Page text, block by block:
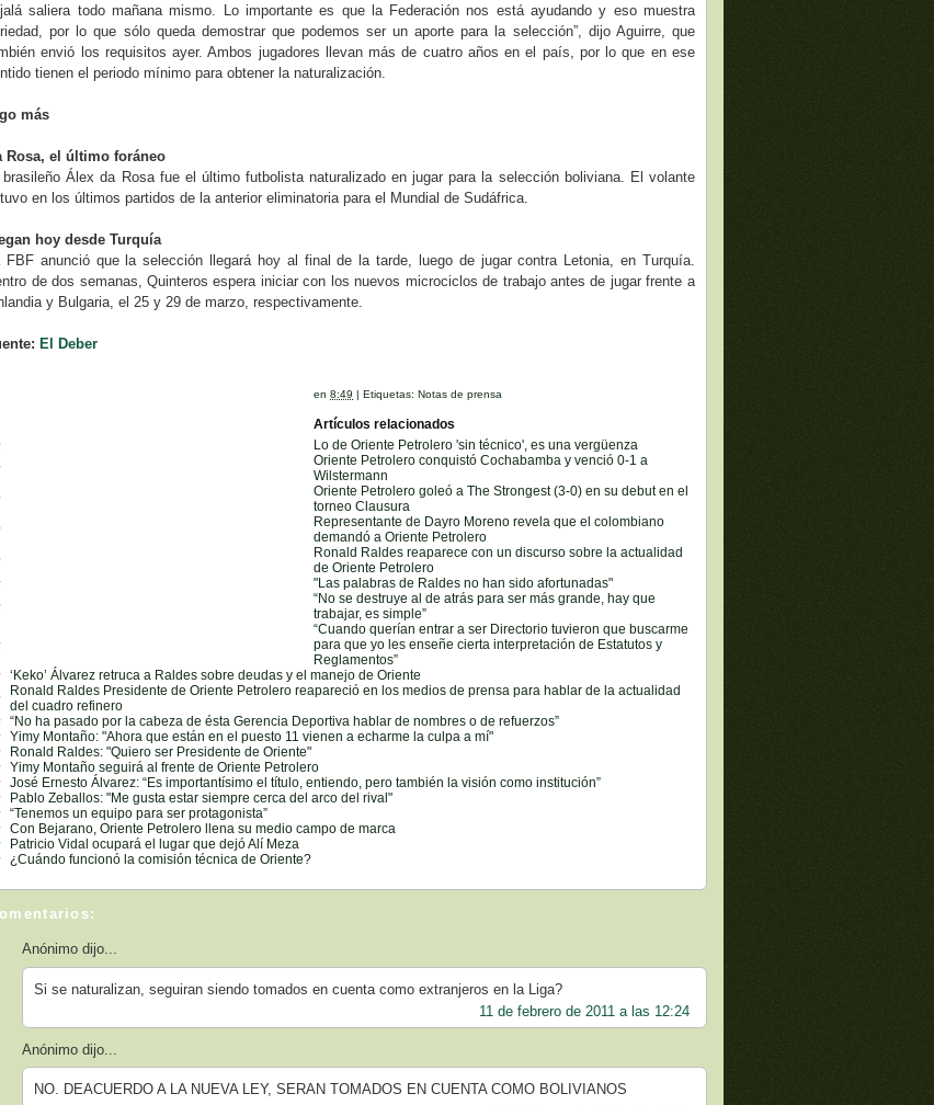
saliera todo mañana mismo. Lo importante es que la Federación nos está ayudando y eso muestra
por lo que sólo queda demostrar que podemos ser un aporte para la selección”, dijo Aguirre, que
envió los requisitos ayer. Ambos jugadores llevan más de cuatro años en el país, por lo que en ese
tienen el periodo mínimo para obtener la naturalización.
más
Rosa, el último foráneo
brasileño Álex da Rosa fue el último futbolista naturalizado en jugar para la selección boliviana. El volante
en los últimos partidos de la anterior eliminatoria para el Mundial de Sudáfrica.
hoy desde Turquía
FBF anunció que la selección llegará hoy al final de la tarde, luego de jugar contra Letonia, en Turquía.
de dos semanas, Quinteros espera iniciar con los nuevos microciclos de trabajo antes de jugar frente a
y Bulgaria, el 25 y 29 de marzo, respectivamente.
El Deber
en8:49 |Etiquetas:Notas de prensa
Artículos relacionados
Lo de Oriente Petrolero 'sin técnico', es una vergüenza
Oriente Petrolero conquistó Cochabamba y venció 0-1 a
Wilstermann
Oriente Petrolero goleó a The Strongest (3-0) en su debut en el
torneo Clausura
Representante de Dayro Moreno revela que el colombiano
demandó a Oriente Petrolero
Ronald Raldes reaparece con un discurso sobre la actualidad
de Oriente Petrolero
"Las palabras de Raldes no han sido afortunadas"
“No se destruye al de atrás para ser más grande, hay que
trabajar, es simple”
“Cuando querían entrar a ser Directorio tuvieron que buscarme
para que yo les enseñe cierta interpretación de Estatutos y
Reglamentos”
‘Keko’ Álvarez retruca a Raldes sobre deudas y el manejo de Oriente
Ronald Raldes Presidente de Oriente Petrolero reapareció en los medios de prensa para hablar de la actualidad
del cuadro refinero
“No ha pasado por la cabeza de ésta Gerencia Deportiva hablar de nombres o de refuerzos”
Yimy Montaño: "Ahora que están en el puesto 11 vienen a echarme la culpa a mí"
Ronald Raldes: "Quiero ser Presidente de Oriente"
Yimy Montaño seguirá al frente de Oriente Petrolero
José Ernesto Álvarez: “Es importantísimo el título, entiendo, pero también la visión como institución”
Pablo Zeballos: "Me gusta estar siempre cerca del arco del rival"
“Tenemos un equipo para ser protagonista”
Con Bejarano, Oriente Petrolero llena su medio campo de marca
Patricio Vidal ocupará el lugar que dejó Alí Meza
¿Cuándo funcionó la comisión técnica de Oriente?
Anónimo dijo...
Si se naturalizan, seguiran siendo tomados en cuenta como extranjeros en la Liga?
11 de febrero de 2011 a las 12:24
Anónimo dijo...
NO. DEACUERDO A LA NUEVA LEY, SERAN TOMADOS EN CUENTA COMO BOLIVIANOS